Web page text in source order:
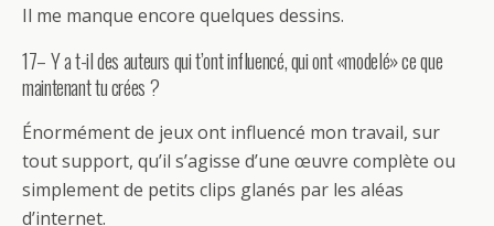
Il me manque encore quelques dessins.
17– Y a t-il des auteurs qui t’ont influencé, qui ont «modelé» ce que
maintenant tu crées ?
Énormément de jeux ont influencé mon travail, sur
tout support, qu’il s’agisse d’une œuvre complète ou
simplement de petits clips glanés par les aléas
d’internet.